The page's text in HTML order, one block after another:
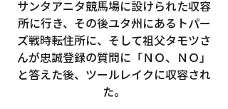
サンタアニタ競馬場に設けられた収容
所に行き、その後ユタ州にあるトパー
ズ戦時転住所に、そして祖父タモツさ
んが忠誠登録の質問に「ＮＯ、ＮＯ」
と答えた後、ツールレイクに収容され
た。